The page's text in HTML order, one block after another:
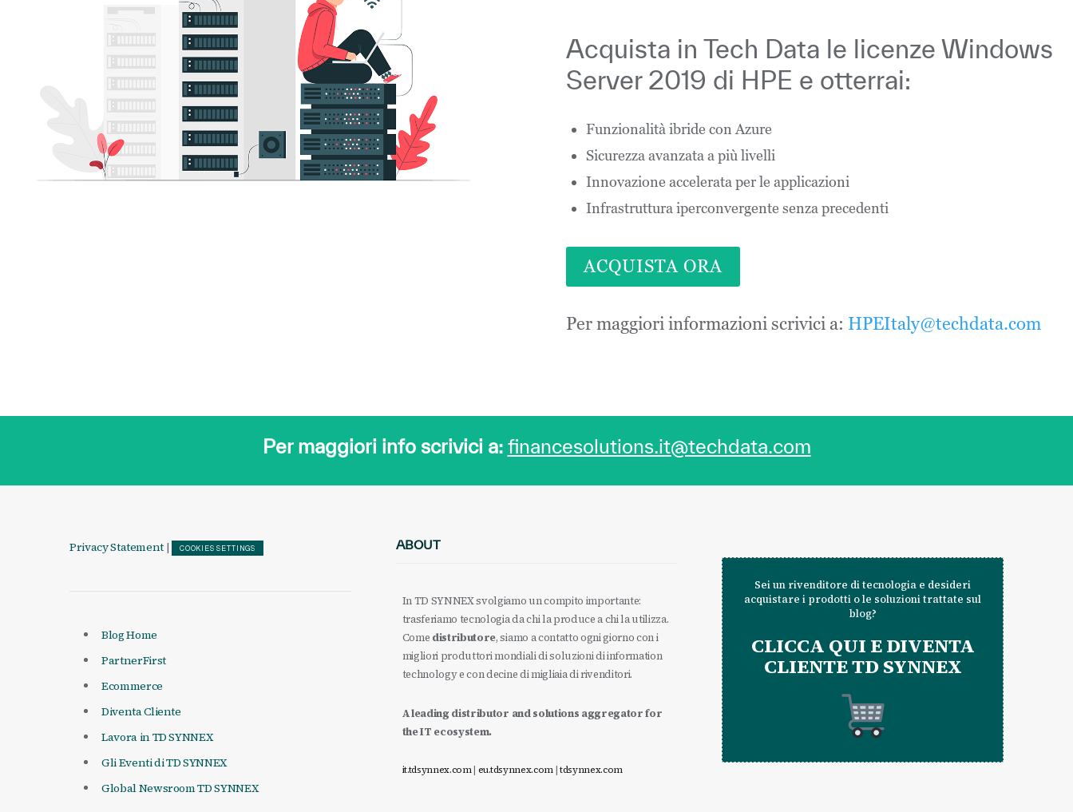
Acquista in Tech Data le licenze Windows
Server 2019 di HPE e otterrai:
Funzionalità ibride con Azure
Sicurezza avanzata a più livelli
Innovazione accelerata per le applicazioni
Infrastruttura iperconvergente senza precedenti
ACQUISTA ORA
Per maggiori informazioni scrivici a: HPEItaly@techdata.com
Per maggiori info scrivici a: financesolutions.it@techdata.com
Privacy Statement | COOKIES SETTINGS
Blog Home
PartnerFirst
Ecommerce
Diventa Cliente
Lavora in TD SYNNEX
Gli Eventi di TD SYNNEX
Global Newsroom TD SYNNEX
ABOUT
In TD SYNNEX svolgiamo un compito importante:
trasferiamo tecnologia da chi la produce a chi la utilizza.
Come distributore, siamo a contatto ogni giorno con i
migliori produttori mondiali di soluzioni di information
technology e con decine di migliaia di rivenditori.
A leading distributor and solutions aggregator for
the IT ecosystem.
it.tdsynnex.com| eu.tdsynnex.com|tdsynnex.com
Sei un rivenditore di tecnologia e desideri
acquistare i prodotti o le soluzioni trattate sul
blog?
CLICCA QUI E DIVENTA
CLIENTE TD SYNNEX